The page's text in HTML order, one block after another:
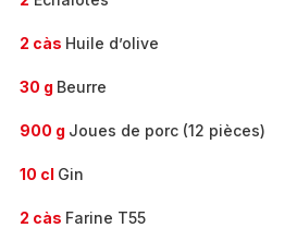
2 càs Huile d’olive
30 g Beurre
900 g Joues de porc (12 pièces)
10 cl Gin
2 càs Farine T55